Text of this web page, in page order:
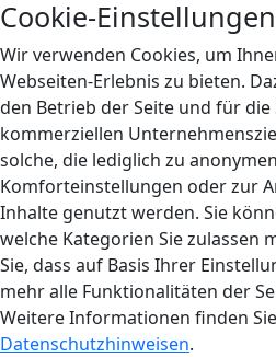
Cookie-Einstellungen
Wir verwenden Cookies, um
Webseiten-Erlebnis zu bieten.
den Betrieb der Seite und für
kommerziellen
solche, die lediglich zu
Komforteinstellungen oder zur
Inhalte genutzt werden. Sie
welche Kategorien Sie zulassen
Sie, dass auf Basis Ihrer
mehr alle Funktionalitäten der
Weitere Informationen finden
Datenschutzhinweisen.